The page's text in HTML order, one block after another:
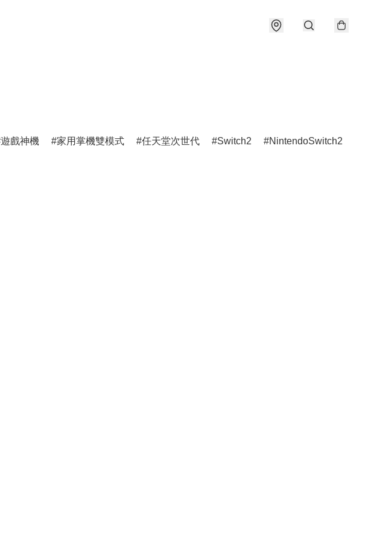
遊戲神機 家用掌機雙模式 任天堂次世代 Switch2 NintendoSwitch2